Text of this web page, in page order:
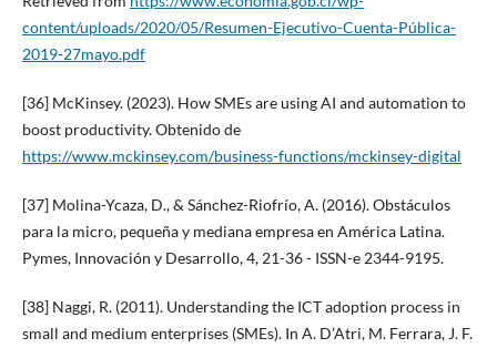
content/uploads/2020/05/Resumen-Ejecutivo-Cuenta-Pública-
2019-27mayo.pdf
[36] McKinsey. (2023). How SMEs are using AI and automation to
boost productivity. Obtenido de
https://www.mckinsey.com/business-functions/mckinsey-digital
[37] Molina-Ycaza, D., & Sánchez-Riofrío, A. (2016). Obstáculos
para la micro, pequeña y mediana empresa en América Latina.
Pymes, Innovación y Desarrollo, 4, 21-36 - ISSN-e 2344-9195.
[38] Naggi, R. (2011). Understanding the ICT adoption process in
small and medium enterprises (SMEs). In A. D’Atri, M. Ferrara, J. F.